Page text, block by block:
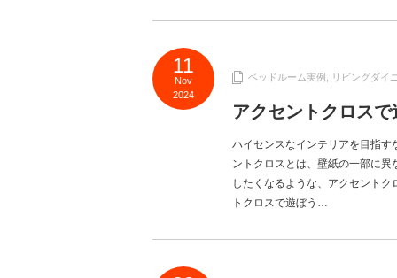
11
Nov
2024
ベッドルーム実例 リビングダイ
アクセントクロスで
ハイセンスなインテリアを目指す
ントクロスとは、壁紙の一部に
したくなるような、アクセント
トクロスで遊ぼう…